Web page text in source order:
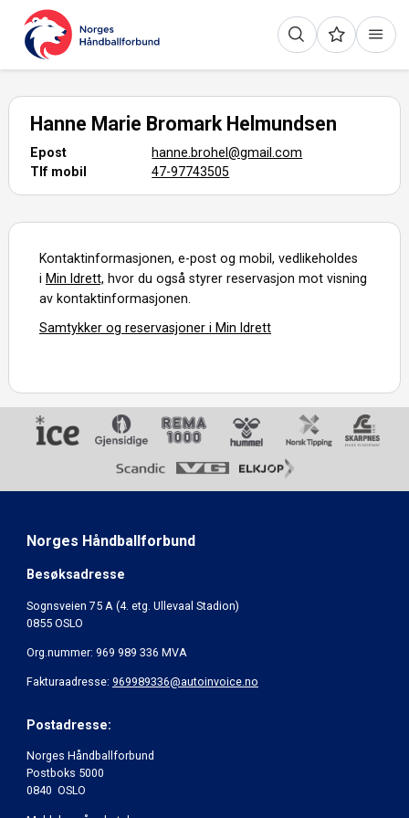
Hanne Marie Bromark Helmundsen
Epost
hanne.brohel@gmail.com
Tlf mobil
47-97743505
Kontaktinformasjonen, e-post og mobil, vedlikeholdes
i Min Idrett, hvor du også styrer reservasjon mot visning
av kontaktinformasjonen.
Samtykker og reservasjoner i Min Idrett
Norges Håndballforbund
Besøksadresse
Sognsveien 75 A (4. etg. Ullevaal Stadion)
0855 OSLO
Org.nummer: 969 989 336 MVA
Fakturaadresse: 969989336@autoinvoice.no
Postadresse:
Norges Håndballforbund
Postboks 5000
0840 OSLO